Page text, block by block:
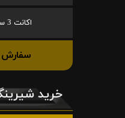
اکانت 3 سروره فول آپشن
سفارش
خرید